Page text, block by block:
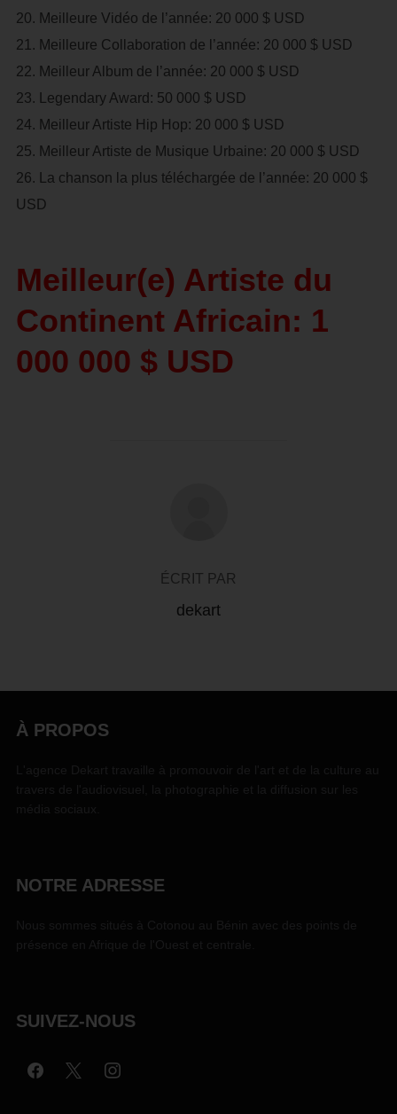
20. Meilleure Vidéo de l’année: 20 000 $ USD
21. Meilleure Collaboration de l’année: 20 000 $ USD
22. Meilleur Album de l’année: 20 000 $ USD
23. Legendary Award: 50 000 $ USD
24. Meilleur Artiste Hip Hop: 20 000 $ USD
25. Meilleur Artiste de Musique Urbaine: 20 000 $ USD
26. La chanson la plus téléchargée de l’année: 20 000 $
USD
Meilleur(e) Artiste du
Continent Africain: 1
000 000 $ USD
ÉCRIT PAR
dekart
À PROPOS
NOTRE ADRESSE
SUIVEZ-NOUS